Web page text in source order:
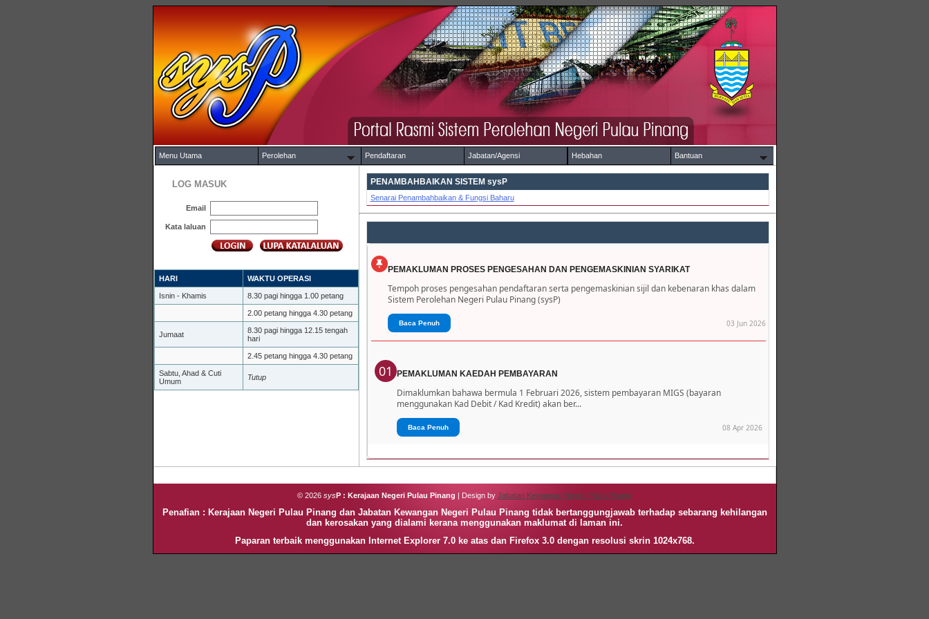
Menu Utama Perolehan Pendaftaran Jabatan/Agensi Hebahan Bantuan
LOG MASUK
Email
Kata laluan
HARI WAKTU OPERASI
Isnin - Khamis 8.30 pagi hingga 1.00 petang
2.00 petang hingga 4.30 petang
Jumaat
8.30 pagi hingga 12.15 tengah
hari
2.45 petang hingga 4.30 petang
Sabtu, Ahad & Cuti
Umum
Tutup
PENAMBAHBAIKAN SISTEM sysP
Senarai Penambahbaikan & Fungsi Baharu
PEMAKLUMAN PROSES PENGESAHAN DAN PENGEMASKINIAN SYARIKAT
Tempoh proses pengesahan pendaftaran serta pengemaskinian sijil dan kebenaran khas dalam
Sistem Perolehan Negeri Pulau Pinang (sysP)
Baca Penuh 03 Jun 2026
01 PEMAKLUMAN KAEDAH PEMBAYARAN
Dimaklumkan bahawa bermula 1 Februari 2026, sistem pembayaran MIGS (bayaran
menggunakan Kad Debit / Kad Kredit) akan ber...
Baca Penuh 08 Apr 2026
© 2026 sysP : Kerajaan Negeri Pulau Pinang | Design by Jabatan Kewangan Negeri Pulau Pinang
Penafian : Kerajaan Negeri Pulau Pinang dan Jabatan Kewangan Negeri Pulau Pinang tidak bertanggungjawab terhadap sebarang kehilangan
dan kerosakan yang dialami kerana menggunakan maklumat di laman ini.
Paparan terbaik menggunakan Internet Explorer 7.0 ke atas dan Firefox 3.0 dengan resolusi skrin 1024x768.